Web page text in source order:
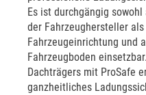
Es ist durchgängig
der Fahrzeughersteller
Fahrzeugeinrichtung und
Fahrzeugboden
Dachträgers mit ProSafe
ganzheitliches